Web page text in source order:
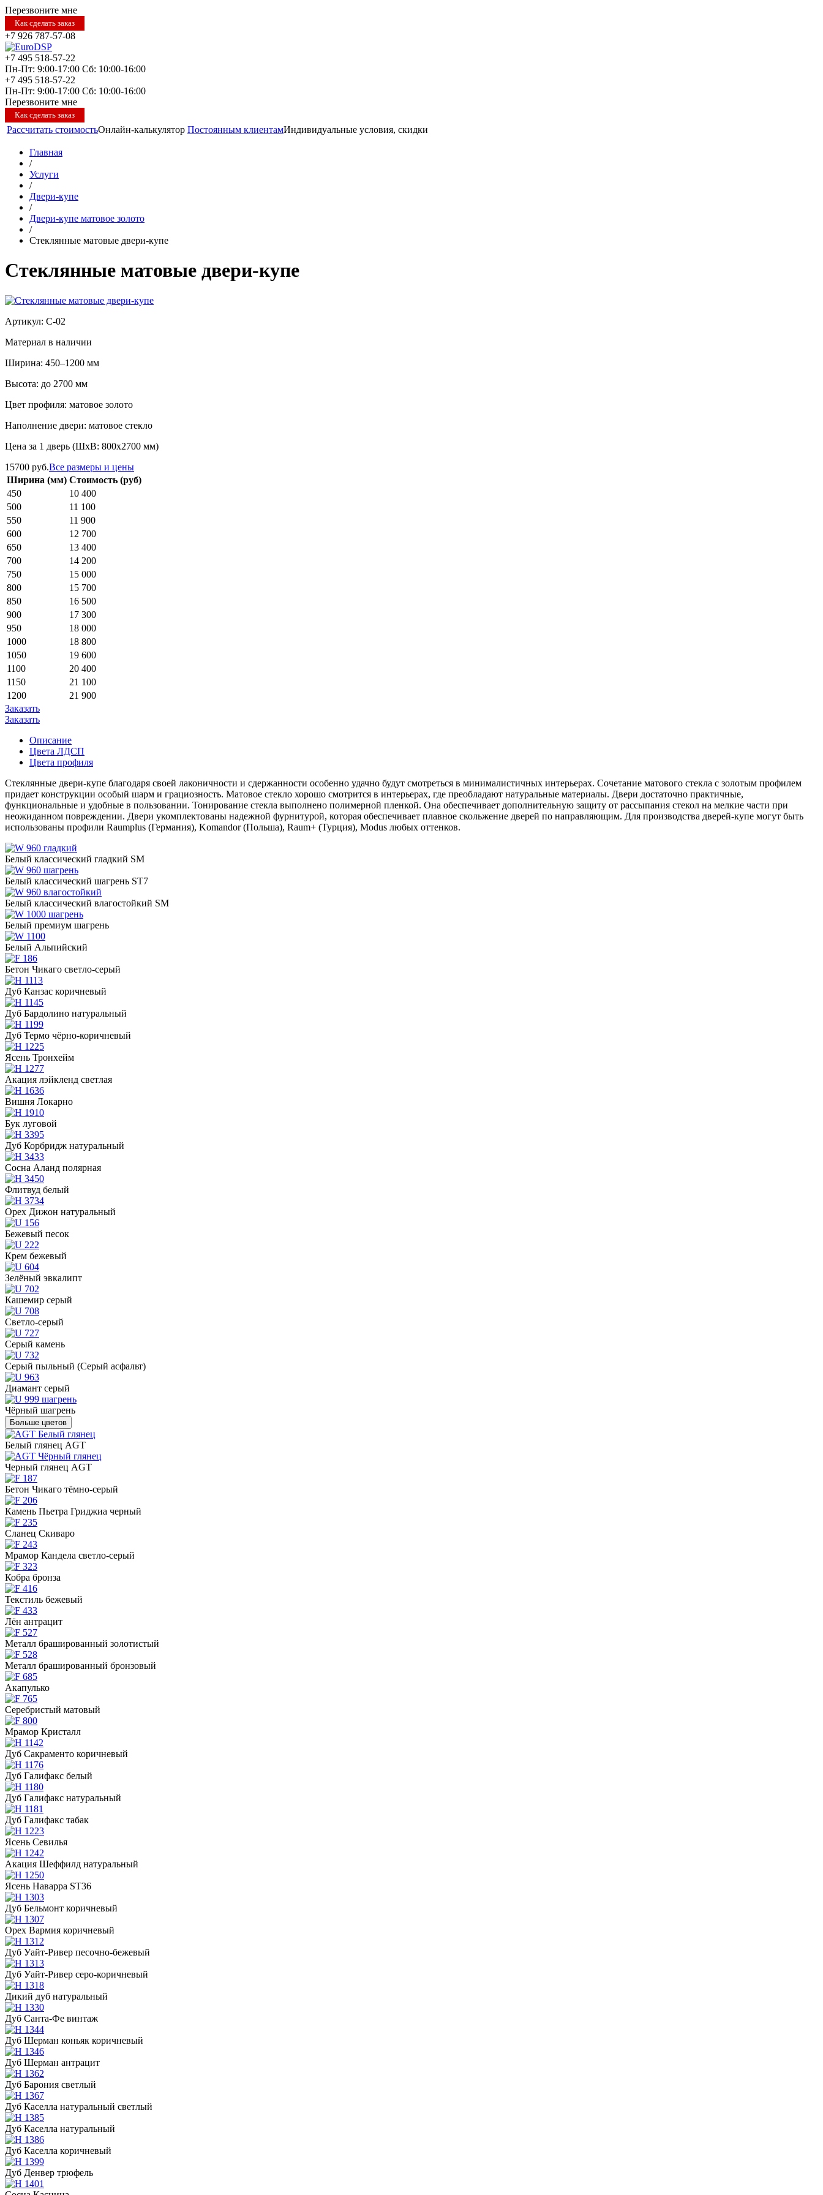
Перезвоните мне
Как сделать заказ
+7 926 787-57-08
+7 495 518-57-22
Пн-Пт: 9:00-17:00 Сб: 10:00-16:00
+7 495 518-57-22
Пн-Пт: 9:00-17:00 Сб: 10:00-16:00
Перезвоните мне
Как сделать заказ
Рассчитать стоимостьОнлайн-калькулятор Постоянным клиентамИндивидуальные условия, скидки
Главная
/
Услуги
/
Двери-купе
/
Двери-купе матовое золото
/
Стеклянные матовые двери-купе
Стеклянные матовые двери-купе
Артикул: С-02
Материал в наличии
Ширина: 450–1200 мм
Высота: до 2700 мм
Цвет профиля: матовое золото
Наполнение двери: матовое стекло
Цена за 1 дверь (ШхВ: 800х2700 мм)
15700 руб.Все размеры и цены
Ширина (мм) Стоимость (руб)
450
10 400
500
11 100
550
11 900
600
12 700
650
13 400
700
14 200
750
15 000
800
15 700
850
16 500
900
17 300
950
18 000
1000
18 800
1050
19 600
1100
20 400
1150
21 100
1200
21 900
Заказать
Заказать
Описание
Цвета ЛДСП
Цвета профиля
Стеклянные двери-купе благодаря своей лаконичности и сдержанности особенно удачно будут смотреться в минималистичных интерьерах. Сочетание матового стекла с золотым профилем
придает конструкции особый шарм и грациозность. Матовое стекло хорошо смотрится в интерьерах, где преобладают натуральные материалы. Двери достаточно практичные,
функциональные и удобные в пользовании. Тонирование стекла выполнено полимерной пленкой. Она обеспечивает дополнительную защиту от рассыпания стекол на мелкие части при
неожиданном повреждении. Двери укомплектованы надежной фурнитурой, которая обеспечивает плавное скольжение дверей по направляющим. Для производства дверей-купе могут быть
использованы профили Raumplus (Германия), Komandor (Польша), Raum+ (Турция), Modus любых оттенков.
Белый классический гладкий SM
Белый классический шагрень ST7
Белый классический влагостойкий SM
Белый премиум шагрень
Белый Альпийский
Бетон Чикаго светло-серый
Дуб Канзас коричневый
Дуб Бардолино натуральный
Дуб Термо чёрно-коричневый
Ясень Тронхейм
Акация лэйкленд светлая
Вишня Локарно
Бук луговой
Дуб Корбридж натуральный
Сосна Аланд полярная
Флитвуд белый
Орех Дижон натуральный
Бежевый песок
Крем бежевый
Зелёный эвкалипт
Кашемир серый
Светло-серый
Серый камень
Серый пыльный (Серый асфальт)
Диамант серый
Чёрный шагрень
Больше цветов
Белый глянец AGT
Черный глянец AGT
Бетон Чикаго тёмно-серый
Камень Пьетра Гриджиа черный
Сланец Скиваро
Мрамор Кандела светло-серый
Кобра бронза
Текстиль бежевый
Лён антрацит
Металл брашированный золотистый
Металл брашированный бронзовый
Акапулько
Серебристый матовый
Мрамор Кристалл
Дуб Сакраменто коричневый
Дуб Галифакс белый
Дуб Галифакс натуральный
Дуб Галифакс табак
Ясень Севилья
Акация Шеффилд натуральный
Ясень Наварра ST36
Дуб Бельмонт коричневый
Орех Вармия коричневый
Дуб Уайт-Ривер песочно-бежевый
Дуб Уайт-Ривер серо-коричневый
Дикий дуб натуральный
Дуб Санта-Фе винтаж
Дуб Шерман коньяк коричневый
Дуб Шерман антрацит
Дуб Барония светлый
Дуб Каселла натуральный светлый
Дуб Каселла натуральный
Дуб Каселла коричневый
Дуб Денвер трюфель